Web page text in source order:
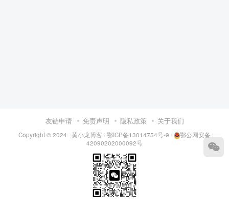
友链申请 免责声明 隐私政策 关于我们
Copyright © 2024 ·黄小龙博客 ·鄂ICP备13014754号-9 ·
鄂公网安备
42090202000092号